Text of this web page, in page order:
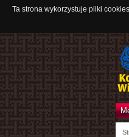
Ta strona wykorzystuje pliki